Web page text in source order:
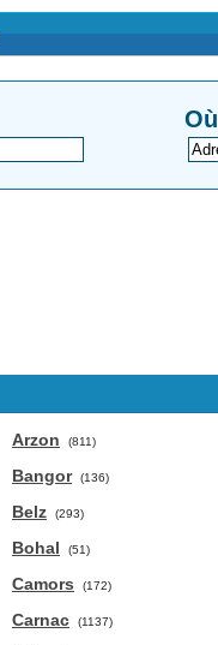
Où
Arzon (811)
Bangor (136)
Belz (293)
Bohal (51)
Camors (172)
Carnac (1137)